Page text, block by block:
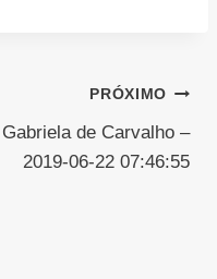
PRÓXIMO
Gabriela de Carvalho –
2019-06-22 07:46:55